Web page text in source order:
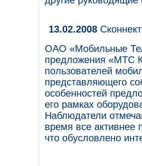
13.02.2008
ОАО «Мобильные
предложения «МТС
пользователей
представляющего
особенностей
его рамках
Наблюдатели
время все активнее
что обусловлено